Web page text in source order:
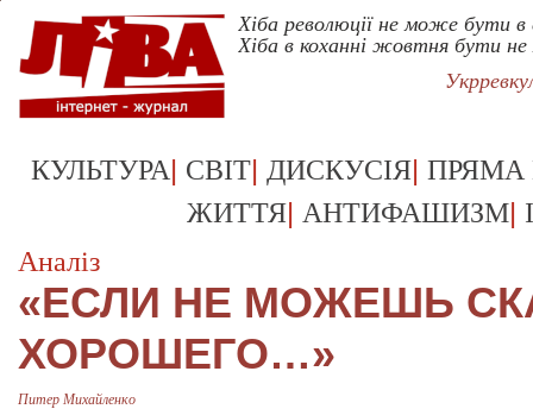
Хіба революції не може бути в
Хіба в коханні жовтня бути
КУЛЬТУРА| СВІТ| ДИСКУСІЯ| ПРЯМА
ЖИТТЯ| АНТИФАШИЗМ|
Аналіз
«EСЛИ НЕ МОЖЕШЬ
ХОРОШЕГО…»
Питер Михайленко